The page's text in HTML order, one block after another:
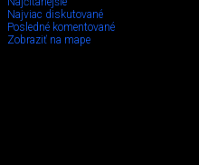
Najviac diskutované
Posledné komentované
Zobraziť na mape